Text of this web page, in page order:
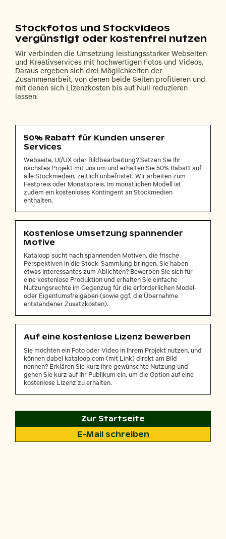
Stockfotos und Stockvideos
vergünstigt oder kostenfrei nutzen
Wir verbinden die Umsetzung leistungsstarker Webseiten
und Kreativservices mit hochwertigen Fotos und Videos.
Daraus ergeben sich drei Möglichkeiten der
Zusammenarbeit, von denen beide Seiten profitieren und
mit denen sich Lizenzkosten bis auf Null reduzieren
lassen:
50% Rabatt für Kunden unserer
Services
Webseite, UI/UX oder Bildbearbeitung? Setzen Sie Ihr
nächstes Projekt mit uns um und erhalten Sie 50% Rabatt auf
alle Stockmedien, zeitlich unbefristet. Wir arbeiten zum
Festpreis oder Monatspreis. Im monatlichen Modell ist
zudem ein kostenloses Kontingent an Stockmedien
enthalten.
Kostenlose Umsetzung spannender
Motive
Kataloop sucht nach spannenden Motiven, die frische
Perspektiven in die Stock-Sammlung bringen. Sie haben
etwas Interessantes zum Ablichten? Bewerben Sie sich für
eine kostenlose Produktion und erhalten Sie einfache
Nutzungsrechte im Gegenzug für die erforderlichen Model-
oder Eigentumsfreigaben (sowie ggf. die Übernahme
entstandener Zusatzkosten).
Auf eine kostenlose Lizenz bewerben
Sie möchten ein Foto oder Video in Ihrem Projekt nutzen, und
können dabei kataloop.com (mit Link) direkt am Bild
nennen? Erklären Sie kurz Ihre gewünschte Nutzung und
gehen Sie kurz auf Ihr Publikum ein, um die Option auf eine
kostenlose Lizenz zu erhalten.
Zur Startseite
E-Mail schreiben